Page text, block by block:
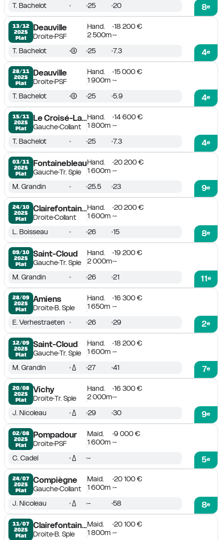
8e
T. Bachelot 25 20
13/12
2025
Plat
Deauville
DroitePSF
Hand.
18 200 €
2 500m -
4e
T. Bachelot 25 7.3
28/11
2025
Plat
Deauville
DroitePSF
Hand.
15 000 €
1 900m -
4e
T. Bachelot 25 5.9
15/11
2025
Plat
Le Croisé-Laroche
GaucheCollant
Hand.
14 600 €
1 800m -
4e
T. Bachelot 25 7.3
03/11
2025
Plat
Fontainebleau
GaucheTr. Sple
Hand.
20 200 €
1 600m -
9e
M. Grandin 25.5 23
24/10
2025
Plat
Clairefontaine-Deauville
DroiteCollant
Hand.
20 200 €
1 600m -
8e
L. Boisseau 26 15
09/10
2025
Plat
Saint-Cloud
GaucheTr. Sple
Hand.
19 200 €
2 000m -
11e
M. Grandin 26 21
28/09
2025
Plat
Amiens
DroiteB. Sple
Hand.
16 300 €
1 650m -
2e
E. Verhestraeten 26 29
12/09
2025
Plat
Saint-Cloud
GaucheTr. Sple
Hand.
18 200 €
1 600m -
7e
M. Grandin 27 41
20/08
2025
Plat
Vichy
DroiteTr. Sple
Hand.
16 300 €
2 000m -
9e
J. Nicoleau 29 30
02/08
2025
Plat
Pompadour
DroitePSF
Maid.
9 000 €
1 600m -
5e
C. Cadel -
24/07
2025
Plat
Compiègne
GaucheCollant
Maid.
20 100 €
1 600m -
8e
J. Nicoleau - 58
11/07
2025
Plat
Clairefontaine-Deauville
DroiteB. Sple
Maid.
20 100 €
1 800m -